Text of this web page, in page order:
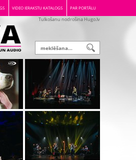
VIDEO IERAKSTU KATALOGS PAR PORTĀLU
Tulkošanu nodrošina Hugo.lv